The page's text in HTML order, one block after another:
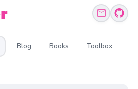
Blog Books Toolbox